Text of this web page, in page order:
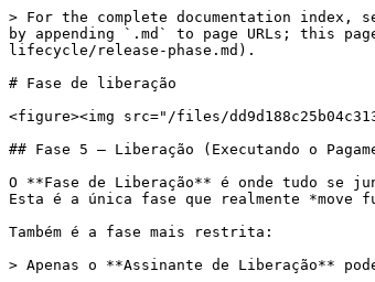
> For the complete documentation
by appending `.md` to page URLs; this
lifecycle/release-phase.md).
# Fase de liberação
<figure><img src="/files/
## Fase 5 — Liberação (Executando o
O **Fase de Liberação** é onde tudo se
Esta é a única fase que realmente *move
Também é a fase mais restrita:
> Apenas o **Assinante de Liberação**